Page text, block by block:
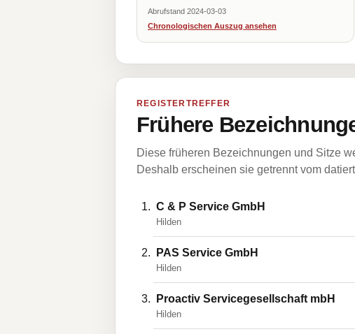
Abrufstand 2024-03-03
Chronologischen Auszug ansehen
REGISTERTREFFER
Frühere
Diese früheren Bezeichnungen und Sitze
Deshalb erscheinen sie getrennt vom
C & P Service GmbH
Hilden
PAS Service GmbH
Hilden
Proactiv Servicegesellschaft mbH
Hilden